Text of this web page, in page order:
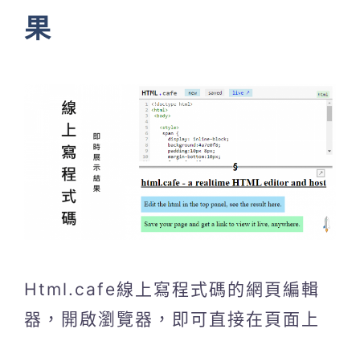
果
Html.cafe線上寫程式碼的網頁編輯
器，開啟瀏覽器，即可直接在頁面上